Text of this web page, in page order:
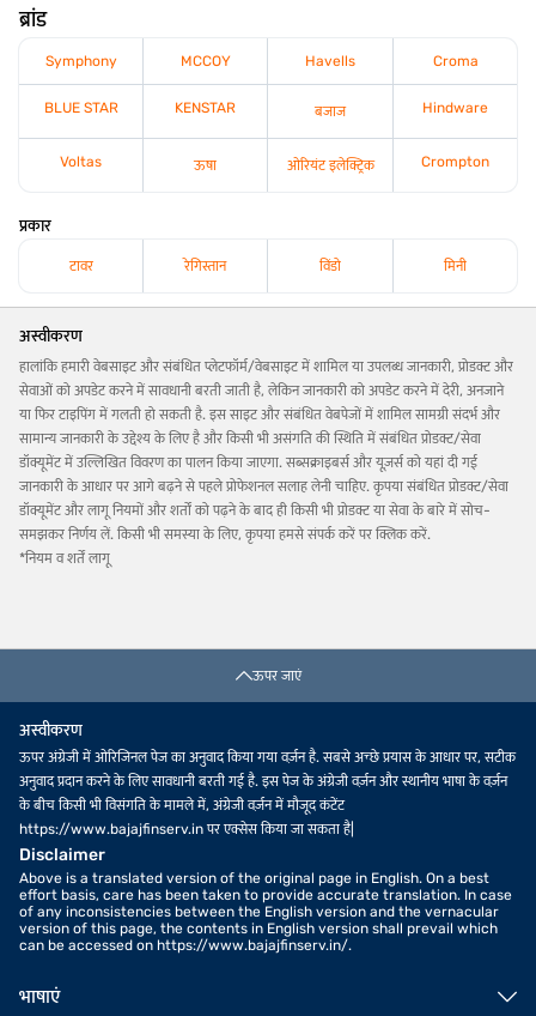
ब्रांड
Symphony MCCOY Havells Croma
BLUE STAR KENSTAR बजाज Hindware
Voltas ऊषा ओरियंट इलेक्ट्रिक Crompton
प्रकार
टावर रेगिस्तान विंडो मिनी
अस्वीकरण
हालांकि हमारी वेबसाइट और संबंधित प्लेटफॉर्म/वेबसाइट में शामिल या उपलब्ध जानकारी, प्रोडक्ट और
सेवाओं को अपडेट करने में सावधानी बरती जाती है, लेकिन जानकारी को अपडेट करने में देरी, अनजाने
या फिर टाइपिंग में गलती हो सकती है. इस साइट और संबंधित वेबपेजों में शामिल सामग्री संदर्भ और
सामान्य जानकारी के उद्देश्य के लिए है और किसी भी असंगति की स्थिति में संबंधित प्रोडक्ट/सेवा
डॉक्यूमेंट में उल्लिखित विवरण का पालन किया जाएगा. सब्सक्राइबर्स और यूज़र्स को यहां दी गई
जानकारी के आधार पर आगे बढ़ने से पहले प्रोफेशनल सलाह लेनी चाहिए. कृपया संबंधित प्रोडक्ट/सेवा
डॉक्यूमेंट और लागू नियमों और शर्तों को पढ़ने के बाद ही किसी भी प्रोडक्ट या सेवा के बारे में सोच-
समझकर निर्णय लें. किसी भी समस्या के लिए, कृपया हमसे संपर्क करें पर क्लिक करें.
*नियम व शर्तें लागू
ऊपर जाएं
अस्वीकरण
ऊपर अंग्रेजी में ओरिजिनल पेज का अनुवाद किया गया वर्ज़न है. सबसे अच्छे प्रयास के आधार पर, सटीक
अनुवाद प्रदान करने के लिए सावधानी बरती गई है. इस पेज के अंग्रेजी वर्ज़न और स्थानीय भाषा के वर्ज़न
के बीच किसी भी विसंगति के मामले में, अंग्रेजी वर्ज़न में मौजूद कंटेंट
https://www.bajajfinserv.in पर एक्सेस किया जा सकता है|
Disclaimer
Above is a translated version of the original page in English. On a best
effort basis, care has been taken to provide accurate translation. In case
of any inconsistencies between the English version and the vernacular
version of this page, the contents in English version shall prevail which
can be accessed on https://www.bajajfinserv.in/.
भाषाएं